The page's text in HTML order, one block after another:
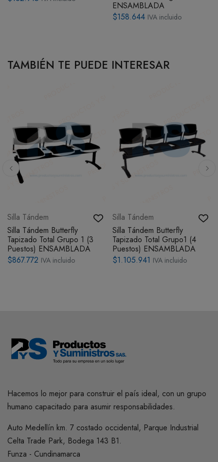
ENSAMBLADA
$158.644 IVA incluido
TAMBIÉN TE PUEDE INTERESAR
Silla Tándem
Silla Tándem Butterfly
Tapizado Total Grupo 1 (3
Puestos) ENSAMBLADA
$867.772 IVA incluido
Silla Tándem
Silla Tándem Butterfly
Tapizado Total Grupo1 (4
Puestos) ENSAMBLADA
$1.105.941 IVA incluido
Hacemos lo mejor para construir el país ideal, con un grupo
humano capacitado para asumir responsabilidades.
Auto Medellín km. 7 costado occidental, Parque Industrial
Celta Trade Park, Bodega 143 B1.
Funza - Cundinamarca